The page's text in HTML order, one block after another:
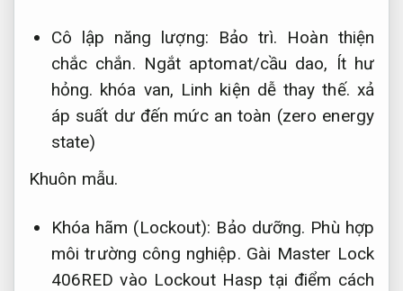
Cô lập năng lượng: Bảo trì.
Hoàn thiện
chắc chắn. Ngắt aptomat/cầu dao, Ít hư
hỏng. khóa van, Linh kiện dễ thay thế. xả
áp suất dư đến mức an toàn (zero energy
state)
Khuôn mẫu.
Khóa hãm (Lockout): Bảo dưỡng. Phù hợp
môi trường công nghiệp. Gài Master Lock
406RED vào Lockout Hasp tại điểm cách